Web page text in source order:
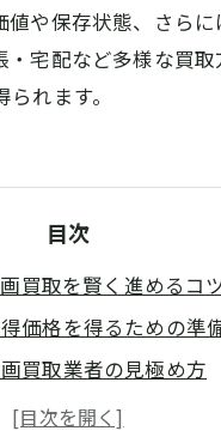
や保存状態、さら
宅配など多様な買
れます。
目次
買取を賢く進めるコ
価格を得るための準
買取業者の見極め方
向を踏まえた絵画買